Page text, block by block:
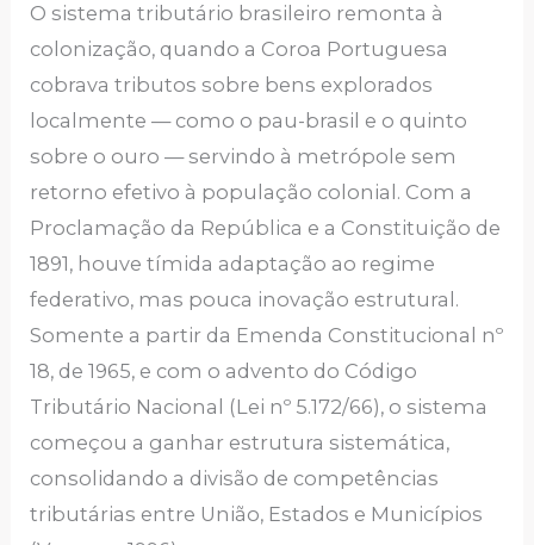
O sistema tributário brasileiro remonta à
colonização, quando a Coroa Portuguesa
cobrava tributos sobre bens explorados
localmente — como o pau-brasil e o quinto
sobre o ouro — servindo à metrópole sem
retorno efetivo à população colonial. Com a
Proclamação da República e a Constituição de
1891, houve tímida adaptação ao regime
federativo, mas pouca inovação estrutural.
Somente a partir da Emenda Constitucional nº
18, de 1965, e com o advento do Código
Tributário Nacional (Lei nº 5.172/66), o sistema
começou a ganhar estrutura sistemática,
consolidando a divisão de competências
tributárias entre União, Estados e Municípios